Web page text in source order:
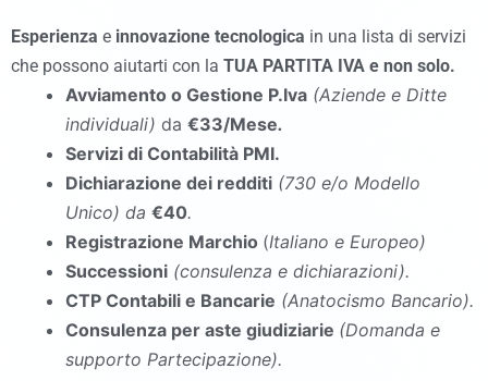
Esperienza e innovazione tecnologica in una lista di servizi
che possono aiutarti con la TUA PARTITA IVA e non solo.
Avviamento o Gestione P.Iva (Aziende e Ditte
individuali) da €33/Mese.
Servizi di Contabilità PMI.
Dichiarazione dei redditi (730 e/o Modello
Unico) da €40.
Registrazione Marchio (Italiano e Europeo)
Successioni (consulenza e dichiarazioni).
CTP Contabili e Bancarie (Anatocismo Bancario).
Consulenza per aste giudiziarie (Domanda e
supporto Partecipazione).